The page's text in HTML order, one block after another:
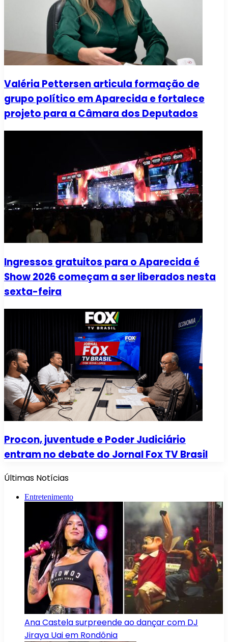
Valéria Pettersen articula formação de
grupo político em Aparecida e fortalece
projeto para a Câmara dos Deputados
Ingressos gratuitos para o Aparecida é
Show 2026 começam a ser liberados nesta
sexta-feira
Procon, juventude e Poder Judiciário
entram no debate do Jornal Fox TV Brasil
Últimas Notícias
Entretenimento
Ana Castela surpreende ao dançar com DJ
Jiraya Uai em Rondônia